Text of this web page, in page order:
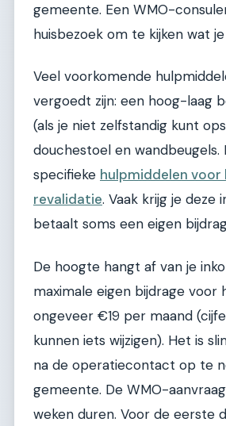
gemeente. Een WMO-
huisbezoek om te kijken wat
Veel voorkomende
vergoedt zijn: een hoog-laag
(als je niet zelfstandig kunt
douchestoel en wandbeugels.
specifieke hulpmiddelen voor
revalidatie. Vaak krijg je deze
betaalt soms een eigen
De hoogte hangt af van je
maximale eigen bijdrage voor
ongeveer €19 per maand
kunnen iets wijzigen). Het is
na de operatiecontact op te
gemeente. De WMO-
weken duren. Voor de eerste